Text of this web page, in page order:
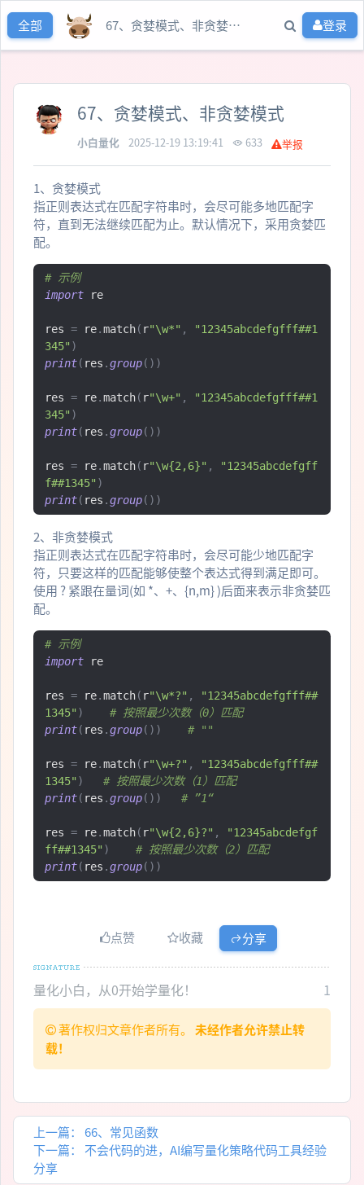
全部 67、贪婪模式、非贪婪模式 登录
67、贪婪模式、非贪婪模式
小白量化 2025-12-19 13:19:41 633 举报
1、贪婪模式
指正则表达式在匹配字符串时，会尽可能多地匹配字
符，直到无法继续匹配为止。默认情况下，采用贪婪匹
配。
# 示例
import re
res = re.match( r"\w*" ,
"12345abcdefgfff##1
345" )
print( res .group())
res = re.match( r"\w+" ,
"12345abcdefgfff##1
345" )
print( res .group())
res = re.match( r"\w{2,6}" ,
"12345abcdefgff
f##1345" )
print( res .group())
2、非贪婪模式
指正则表达式在匹配字符串时，会尽可能少地匹配字
符，只要这样的匹配能够使整个表达式得到满足即可。
使用 ? 紧跟在量词(如 *、+、{n,m} )后面来表示非贪婪匹
配。
# 示例
import re
res = re.match( r"\w*?" ,
"12345abcdefgfff##
1345" )
# 按照最少次数（0）匹配
print( res .group()) # ""
res = re.match( r"\w+?" ,
"12345abcdefgfff##
1345" )
# 按照最少次数（1）匹配
print( res .group()) # ”1“
res = re.match( r"\w{2,6}?" ,
"12345abcdefgf
ff##1345" )
# 按照最少次数（2）匹配
print( res .group())
点赞 收藏 分享
量化小白，从0开始学量化！ 1
著作权归文章作者所有。 未经作者允许禁止转
载！
上一篇：
66、常见函数
下一篇：
不会代码的进，AI编写量化策略代码工具经验
分享